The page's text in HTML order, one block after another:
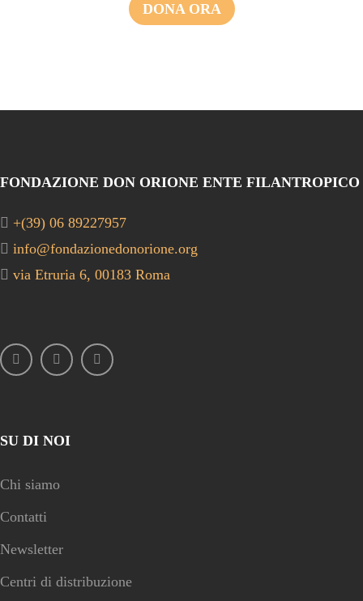
DONA ORA
FONDAZIONE DON ORIONE ENTE FILANTROPICO
+(39) 06 89227957
info@fondazionedonorione.org
via Etruria 6, 00183 Roma
SU DI NOI
Chi siamo
Contatti
Newsletter
Centri di distribuzione